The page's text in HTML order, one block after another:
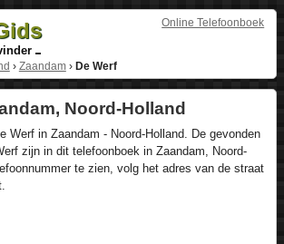
Online Telefoonboek
› Zaandam› De Werf
Noord-Holland
Werf in Zaandam - Noord-Holland. De gevonden
zijn in dit telefoonboek in Zaandam, Noord-
te zien, volg het adres van de straat